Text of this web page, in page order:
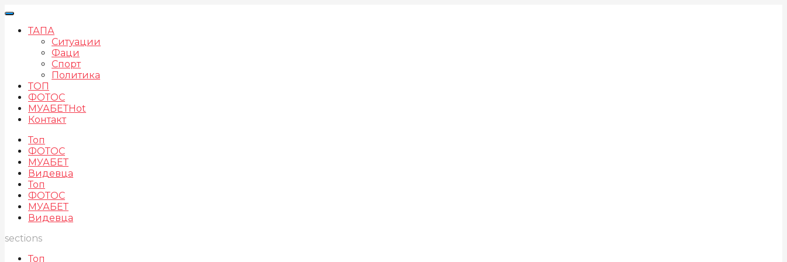
ТАПА
Ситуации
Фаци
Спорт
Политика
ТОП
ФОТОС
МУАБЕТHot
Контакт
Топ
ФОТОС
МУАБЕТ
Видевца
Топ
ФОТОС
МУАБЕТ
Видевца
sections
Топ